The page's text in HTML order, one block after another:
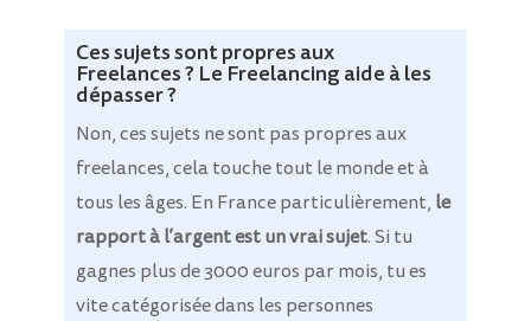
Ces sujets sont propres aux
Freelances ? Le Freelancing aide à les
dépasser ?
Non, ces sujets ne sont pas propres aux
freelances, cela touche tout le monde et à
tous les âges. En France particulièrement, le
rapport à l’argent est un vrai sujet. Si tu
gagnes plus de 3000 euros par mois, tu es
vite catégorisée dans les personnes